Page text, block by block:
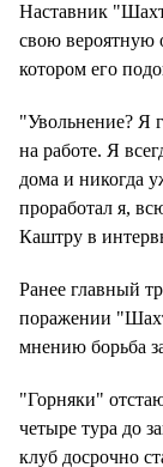
Наставник
свою вероятную
котором его
"Увольнение? Я
на работе. Я
дома и никогда
проработал я,
Каштру в
Ранее главный
поражении
мнению борьба
"Горняки"
четыре тура до
клуб досрочно